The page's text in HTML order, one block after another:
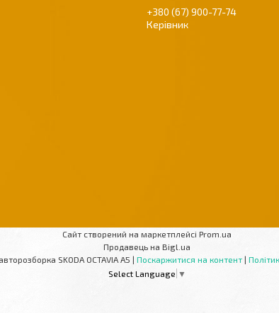
+380 (67) 900-77-74
Керівник
Сайт створений на маркетплейсі Prom.ua
Продавець на Bigl.ua
AUTOPARTS-UA авторозборка SKODA OCTAVIA A5 | Поскаржитися на контент |
Select Language ▼